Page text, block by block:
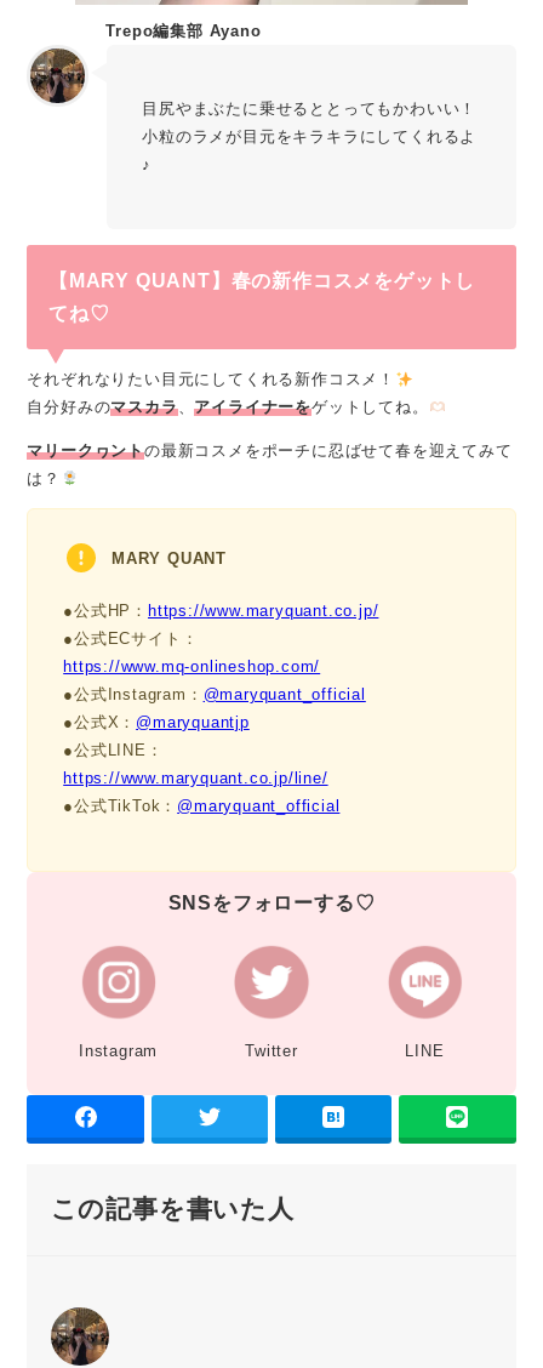
Trepo編集部 Ayano
目尻やまぶたに乗せるととってもかわいい！
小粒のラメが目元をキラキラにしてくれるよ
♪
【MARY QUANT】春の新作コスメをゲットし
てね♡
それぞれなりたい目元にしてくれる新作コスメ！
自分好みのマスカラ、アイライナーをゲットしてね。
マリークヮントの最新コスメをポーチに忍ばせて春を迎えてみて
は？
MARY QUANT
●公式HP： https://www.maryquant.co.jp/
●公式ECサイト：
https://www.mq-onlineshop.com/
●公式Instagram： @maryquant_official
●公式X： @maryquantjp
●公式LINE：
https://www.maryquant.co.jp/line/
●公式TikTok： @maryquant_official
SNSをフォローする♡
Instagram Twitter LINE
この記事を書いた人